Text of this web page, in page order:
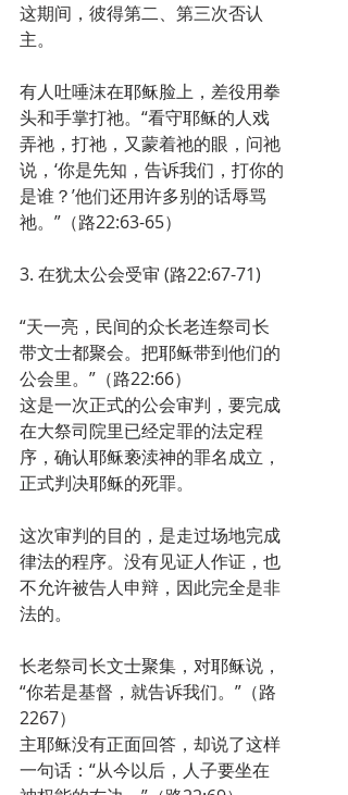
这期间，彼得第二、第三次否认
主。
有人吐唾沫在耶稣脸上，差役用拳
头和手掌打祂。“看守耶稣的人戏
弄祂，打祂，又蒙着祂的眼，问祂
说，‘你是先知，告诉我们，打你的
是谁？’他们还用许多别的话辱骂
祂。”（路22:63-65）
3. 在犹太公会受审 (路22:67-71)
“天一亮，民间的众长老连祭司长
带文士都聚会。把耶稣带到他们的
公会里。”（路22:66）
这是一次正式的公会审判，要完成
在大祭司院里已经定罪的法定程
序，确认耶稣亵渎神的罪名成立，
正式判决耶稣的死罪。
这次审判的目的，是走过场地完成
律法的程序。没有见证人作证，也
不允许被告人申辩，因此完全是非
法的。
长老祭司长文士聚集，对耶稣说，
“你若是基督，就告诉我们。”（路
2267）
主耶稣没有正面回答，却说了这样
一句话：“从今以后，人子要坐在